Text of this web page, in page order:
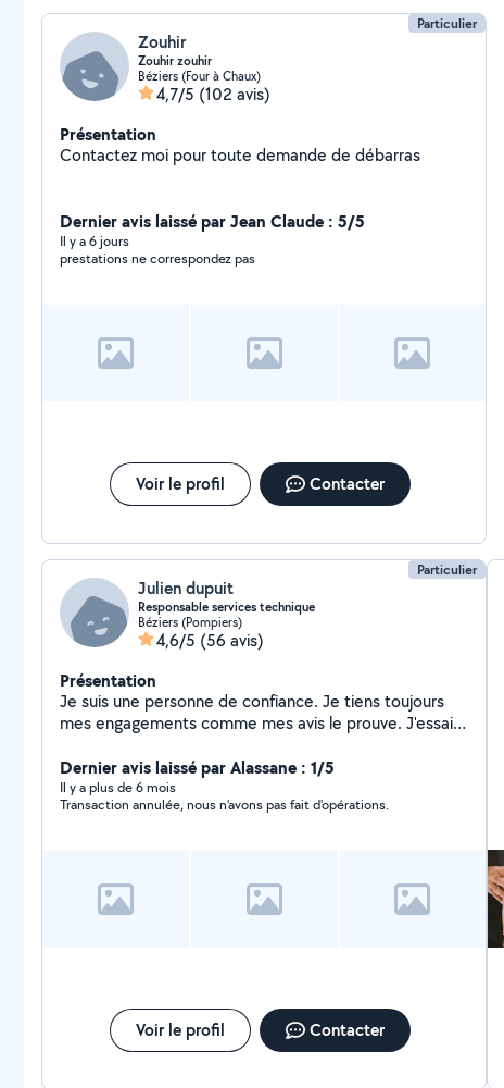
Particulier
Zouhir
Zouhir zouhir
Béziers (Four à Chaux)
4,7/5 (102 avis)
Présentation
Contactez moi pour toute demande de débarras
Dernier avis laissé par Jean Claude : 5/5
Il y a 6 jours
prestations ne correspondez pas
Voir le profil Contacter
Particulier
Julien dupuit
Responsable services technique
Béziers (Pompiers)
4,6/5 (56 avis)
Présentation
Je suis une personne de confiance. Je tiens toujours
mes engagements comme mes avis le prouve. J'essaie
l'impondérable.
Dernier avis laissé par Alassane : 1/5
Il y a plus de 6 mois
Transaction annulée, nous n'avons pas fait d'opérations.
Voir le profil Contacter